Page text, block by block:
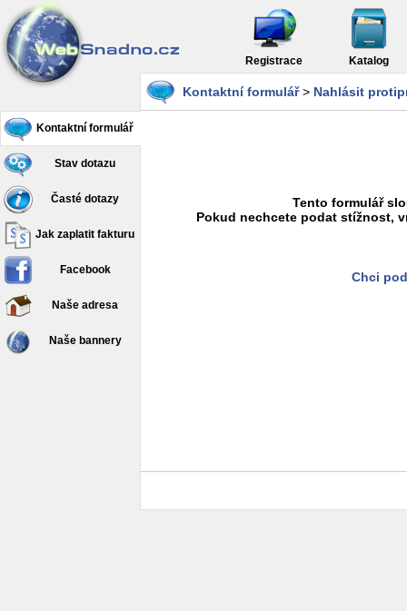
Registrace Katalog
Kontaktní formulář
Stav dotazu
Časté dotazy
Jak zaplatit fakturu
Facebook
Naše adresa
Naše bannery
Kontaktní formulář> Nahlásit
Tento formulář
Pokud nechcete podat stížnost,
Chci